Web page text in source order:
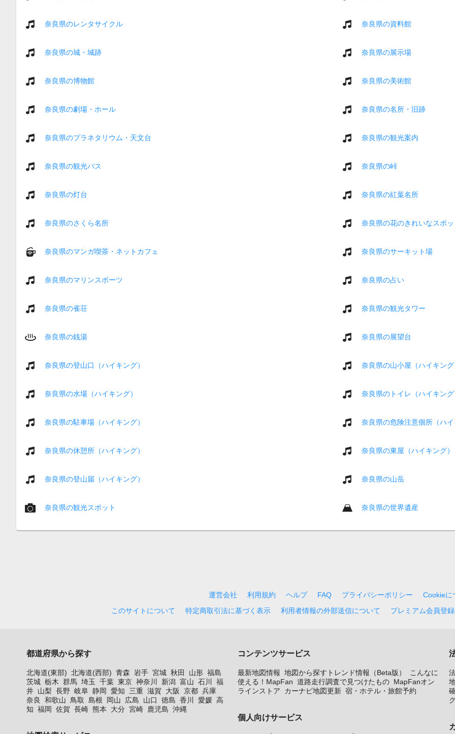
奈良県のレンタサイクル 奈良県の資料館
奈良県の城・城跡 奈良県の展示場
奈良県の博物館 奈良県の美術館
奈良県の劇場・ホール 奈良県の名所・旧跡
奈良県のプラネタリウム・天文台 奈良県の観光案内
奈良県の観光バス 奈良県の峠
奈良県の灯台 奈良県の紅葉名所
奈良県のさくら名所 奈良県の花のきれいなスポ
奈良県のマンガ喫茶・ネットカフェ 奈良県のサーキット場
奈良県のマリンスポーツ 奈良県の占い
奈良県の雀荘 奈良県の観光タワー
奈良県の銭湯 奈良県の展望台
奈良県の登山口（ハイキング） 奈良県の山小屋（ハイキン
奈良県の水場（ハイキング） 奈良県のトイレ（ハイキン
奈良県の駐車場（ハイキング） 奈良県の危険注意個所（ハ
奈良県の休憩所（ハイキング） 奈良県の東屋（ハイキング）
奈良県の登山届（ハイキング） 奈良県の山岳
奈良県の観光スポット 奈良県の世界遺産
運営会社 利用規約 ヘルプ FAQ プライバシーポリシー
Cookieに
このサイトについて
特定商取引法に基づく表示 利用者情報の外部送信について プレミアム会員登
都道府県から探す
北海道(東部) 北海道(西部) 青森 岩手 宮城 秋田 山形 福島
茨城 栃木 群馬 埼玉 千葉 東京 神奈川 新潟 富山 石川
福
井 山梨 長野 岐阜 静岡 愛知 三重 滋賀 大阪 京都 兵庫
奈良
和歌山 鳥取 島根 岡山 広島 山口 徳島 香川 愛媛 高
知 福岡 佐賀 長崎 熊本 大分 宮崎 鹿児島 沖縄
コンテンツサービス
最新地図情報 地図から探すトレンド情報（Beta版）
こんなに
使える！MapFan 道路走行調査で見つけたもの MapFanオン
ラインストア
カーナビ地図更新 宿・ホテル・旅館予約
個人向けサービス